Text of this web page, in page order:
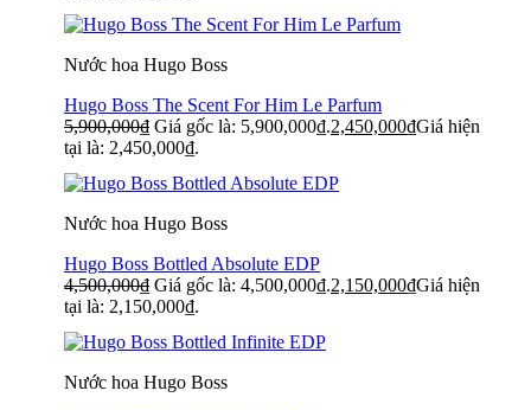
Nước hoa Hugo Boss
Hugo Boss The Scent For Him Le Parfum
5,900,000₫ Giá gốc là: 5,900,000₫.2,450,000₫Giá hiện
tại là: 2,450,000₫.
Nước hoa Hugo Boss
Hugo Boss Bottled Absolute EDP
4,500,000₫ Giá gốc là: 4,500,000₫.2,150,000₫Giá hiện
tại là: 2,150,000₫.
Nước hoa Hugo Boss